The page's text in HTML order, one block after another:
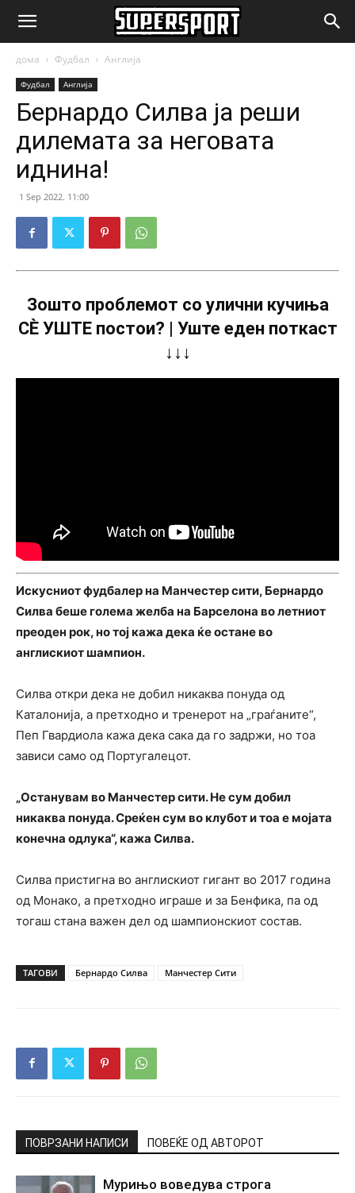
SuperSport.mk
дома Фудбал Англија
Фудбал Англија
Бернардо Силва ја реши
дилемата за неговата
иднина!
1 Sep 2022. 11:00
Зошто проблемот со улични кучиња
СÈ УШТЕ постои? | Уште еден поткаст
↓↓↓
Искусниот фудбалер на Манчестер сити, Бернардо
Силва беше голема желба на Барселона во летниот
преоден рок, но тој кажа дека ќе остане во
англискиот шампион.
Силва откри дека не добил никаква понуда од
Каталонија, а претходно и тренерот на „граѓаните“,
Пеп Гвардиола кажа дека сака да го задржи, но тоа
зависи само од Португалецот.
„Останувам во Манчестер сити. Не сум добил
никаква понуда. Среќен сум во клубот и тоа е мојата
конечна одлука“, кажа Силва.
Силва пристигна во англискиот гигант во 2017 година
од Монако, а претходно играше и за Бенфика, па од
тогаш стана важен дел од шампионскиот состав.
ТАГОВИ Бернардо Силва Манчестер Сити
ПОВРЗАНИ НАПИСИ ПОВЕЌЕ ОД АВТОРОТ
Мурињо воведува строга